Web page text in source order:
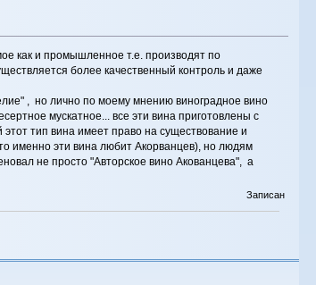
как и промышленное т.е. производят по
более качественный контроль и даже
, но лично по моему мнению виноградное вино
мускатное... все эти вина приготовлены с
тип вина имеет право на существование и
именно эти вина любит Акорванцев), но людям
не просто "Авторское вино Акованцева", а
Записан